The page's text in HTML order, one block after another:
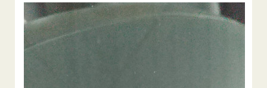
欧州車モールの白サビやシミを落とす！
instagram記事 ガラスリペア施工価格
飛び石ひび割れでヒビ先が伸びた場合は？